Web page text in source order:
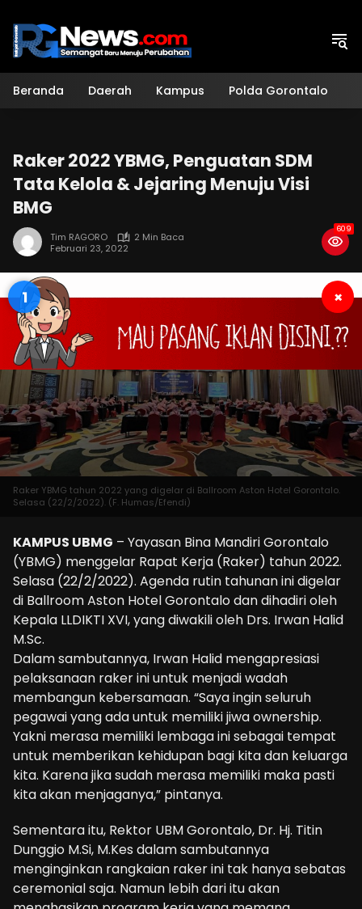
konten
Beranda Daerah Kampus Polda Gorontalo
Raker 2022 YBMG, Penguatan SDM
Tata Kelola & Jejaring Menuju Visi
BMG
Tim RAGORO
2 Min Baca
Februari 23, 2022
609
0 ×
Raker YBMG tahun 2022 yang digelar di Ballroom Aston Hotel Gorontalo.
Selasa (22/2/2022). (F. Humas/Efendi)
KAMPUS UBMG – Yayasan Bina Mandiri Gorontalo
(YBMG) menggelar Rapat Kerja (Raker) tahun 2022.
Selasa (22/2/2022). Agenda rutin tahunan ini digelar
di Ballroom Aston Hotel Gorontalo dan dihadiri oleh
Kepala LLDIKTI XVI, yang diwakili oleh Drs. Irwan Halid
M.Sc.
Dalam sambutannya, Irwan Halid mengapresiasi
pelaksanaan raker ini untuk menjadi wadah
membangun kebersamaan. “Saya ingin seluruh
pegawai yang ada untuk memiliki jiwa ownership.
Yakni merasa memiliki lembaga ini sebagai tempat
untuk memberikan kehidupan bagi kita dan keluarga
kita. Karena jika sudah merasa memiliki maka pasti
kita akan menjaganya,” pintanya.
Sementara itu, Rektor UBM Gorontalo, Dr. Hj. Titin
Dunggio M.Si, M.Kes dalam sambutannya
menginginkan rangkaian raker ini tak hanya sebatas
ceremonial saja. Namun lebih dari itu akan